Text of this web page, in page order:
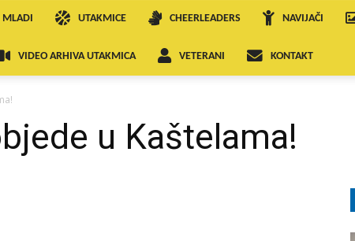
MLADI UTAKMICE CHEERLEADERS NAVIJAČI
VIDEO ARHIVA UTAKMICA VETERANI KONTAKT
u Kaštelama!